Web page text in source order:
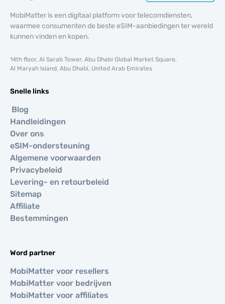
MobiMatter is een digitaal platform voor telecomdiensten,
waarmee consumenten de beste eSIM-aanbiedingen ter wereld
kunnen vinden en kopen.
14th floor, Al Sarab Tower, Abu Dhabi Global Market Square,
Al Maryah Island, Abu Dhabi, United Arab Emirates
Snelle links
Blog
Handleidingen
Over ons
eSIM-ondersteuning
Algemene voorwaarden
Privacybeleid
Levering- en retourbeleid
Sitemap
Affiliate
Bestemmingen
Word partner
MobiMatter voor resellers
MobiMatter voor bedrijven
MobiMatter voor affiliates